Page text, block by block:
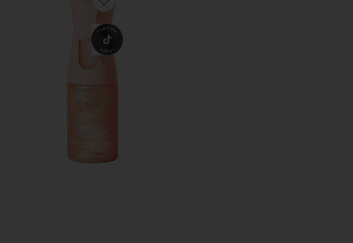
Favorite SUNGLAZE SHEER BODY MIST SUNSCREEN